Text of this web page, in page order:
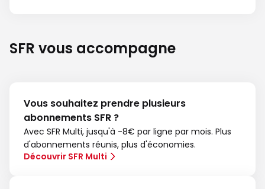
SFR vous accompagne
Vous souhaitez prendre plusieurs
abonnements SFR ?
Avec SFR Multi, jusqu'à -8€ par ligne par mois. Plus
d'abonnements réunis, plus d'économies.
Découvrir SFR Multi